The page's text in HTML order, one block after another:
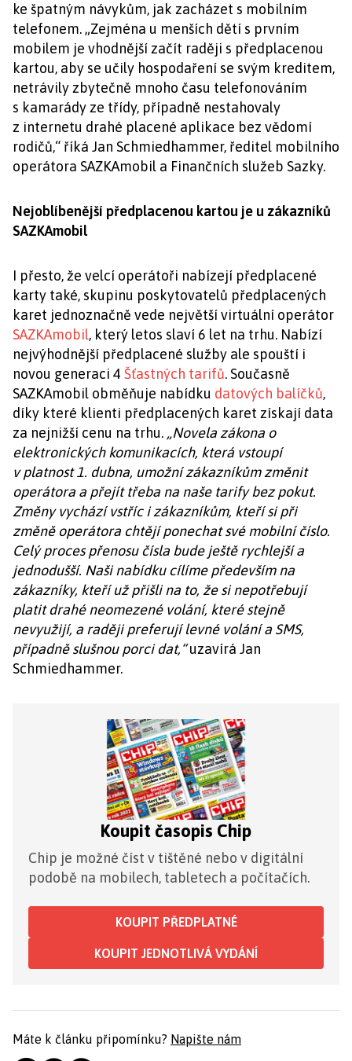
ke špatným návykům, jak zacházet s mobilním
telefonem. „Zejména u menších dětí s prvním
mobilem je vhodnější začít raději s předplacenou
kartou, aby se učily hospodaření se svým kreditem,
netrávily zbytečně mnoho času telefonováním
s kamarády ze třídy, případně nestahovaly
z internetu drahé placené aplikace bez vědomí
rodičů,“ říká Jan Schmiedhammer, ředitel mobilního
operátora SAZKAmobil a Finančních služeb Sazky.
Nejoblíbenější předplacenou kartou je u zákazníků
SAZKAmobil
I přesto, že velcí operátoři nabízejí předplacené
karty také, skupinu poskytovatelů předplacených
karet jednoznačně vede největší virtuální operátor
SAZKAmobil, který letos slaví 6 let na trhu. Nabízí
nejvýhodnější předplacené služby ale spouští i
novou generaci 4 Šťastných tarifů. Současně
SAZKAmobil obměňuje nabídku datových balíčků,
díky které klienti předplacených karet získají data
za nejnižší cenu na trhu. „Novela zákona o
elektronických komunikacích, která vstoupí
v platnost 1. dubna, umožní zákazníkům změnit
operátora a přejít třeba na naše tarify bez pokut.
Změny vychází vstříc i zákazníkům, kteří si při
změně operátora chtějí ponechat své mobilní číslo.
Celý proces přenosu čísla bude ještě rychlejší a
jednodušší. Naši nabídku cílíme především na
zákazníky, kteří už přišli na to, že si nepotřebují
platit drahé neomezené volání, které stejně
nevyužijí, a raději preferují levné volání a SMS,
případně slušnou porci dat,“uzavírá Jan
Schmiedhammer.
Koupit časopis Chip
Chip je možné číst v tištěné nebo v digitální
podobě na mobilech, tabletech a počítačích.
KOUPIT PŘEDPLATNÉ
KOUPIT JEDNOTLIVÁ VYDÁNÍ
Máte k článku připomínku? Napište nám